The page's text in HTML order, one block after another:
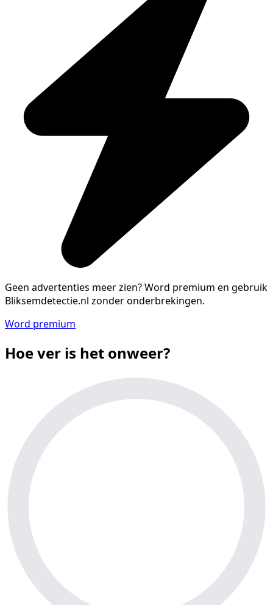
Geen advertenties meer zien?Word premium en gebruik
Bliksemdetectie.nl zonder onderbrekingen.
Word premium
Hoe ver is het onweer?